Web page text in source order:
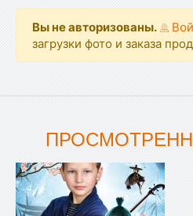
Вы не авторизованы.
загрузки фото и заказа